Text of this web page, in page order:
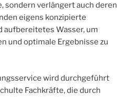
sondern verlängert auch deren
eigens konzipierte
aufbereitetes Wasser, um
und optimale Ergebnisse zu
wird durchgeführt
Fachkräfte, die durch